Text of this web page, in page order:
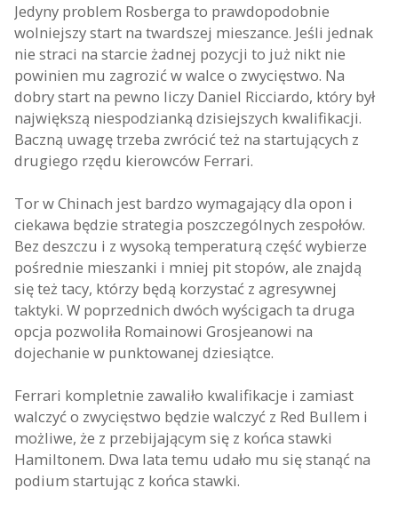
Jedyny problem Rosberga to prawdopodobnie
wolniejszy start na twardszej mieszance. Jeśli jednak
nie straci na starcie żadnej pozycji to już nikt nie
powinien mu zagrozić w walce o zwycięstwo. Na
dobry start na pewno liczy Daniel Ricciardo, który był
największą niespodzianką dzisiejszych kwalifikacji.
Baczną uwagę trzeba zwrócić też na startujących z
drugiego rzędu kierowców Ferrari.
Tor w Chinach jest bardzo wymagający dla opon i
ciekawa będzie strategia poszczególnych zespołów.
Bez deszczu i z wysoką temperaturą część wybierze
pośrednie mieszanki i mniej pit stopów, ale znajdą
się też tacy, którzy będą korzystać z agresywnej
taktyki. W poprzednich dwóch wyścigach ta druga
opcja pozwoliła Romainowi Grosjeanowi na
dojechanie w punktowanej dziesiątce.
Ferrari kompletnie zawaliło kwalifikacje i zamiast
walczyć o zwycięstwo będzie walczyć z Red Bullem i
możliwe, że z przebijającym się z końca stawki
Hamiltonem. Dwa lata temu udało mu się stanąć na
podium startując z końca stawki.